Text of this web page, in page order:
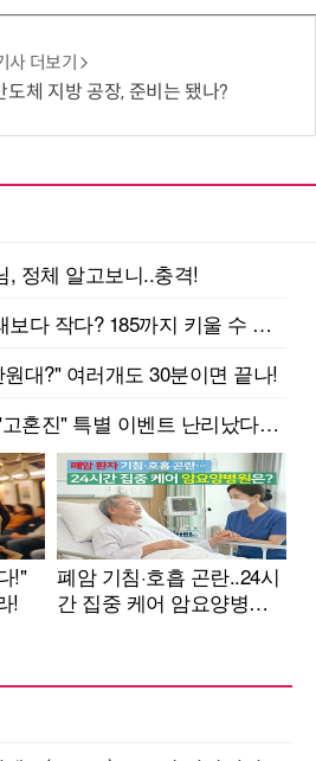
사 더보기
도체 지방 공장, 준비는 됐나?